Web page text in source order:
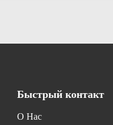
Быстрый контакт
О Нас